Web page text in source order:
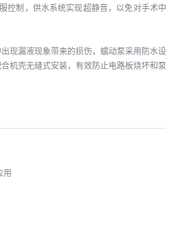
制，供水系统实现超静音，以免对手术中
漏液现象带来的损伤，蠕动泵采用防水设
机壳无缝式安装，有效防止电路板烧坏和泵
用